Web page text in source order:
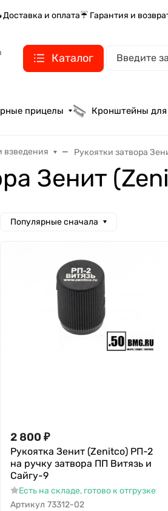
и оплата☔ Гарантия и
Каталог
прицелы Кронштейны
взведения Рукоятки затвора
Зенит
Популярные сначала
2 800 ₽
Рукоятка Зенит (Zenitco) РП-2
на ручку затвора ПП Витязь и
Сайгу-9
Есть на складе, готово к отгрузке
Артикул 73312-02